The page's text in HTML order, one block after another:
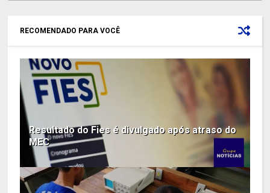
RECOMENDADO PARA VOCÊ
Resultado do Fies é divulgado após atraso do
MEC